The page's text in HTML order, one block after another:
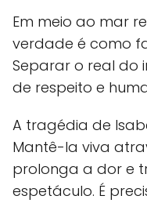
Em meio ao mar
verdade é como
Separar o real do
de respeito e
A tragédia de
Mantê-la viva
prolonga a dor e
espetáculo. É